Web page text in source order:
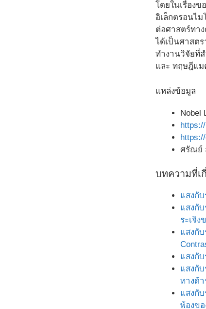
โดยในเรื่องข
อิเล็กตรอนไ
ต่อศาสตร์ทาง
ได้เป็นศาสตร
ทำงานวิจัยที่
และ ทฤษฎีแ
แหล่งข้อมูล
Nobel
ศรัณย์
บทความที่เ
แสงกั
แสงกั
ระเจิง
แสงกั
แสงกั
แสงกั
ทางด้
แสงกั
พ้องข